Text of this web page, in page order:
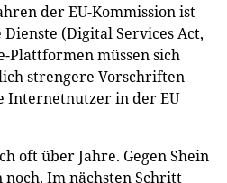
der EU-Kommission ist
(Digital Services Act,
Plattformen müssen sich
strengere Vorschriften
Internetnutzer in der EU
oft über Jahre. Gegen Shein
Im nächsten Schritt